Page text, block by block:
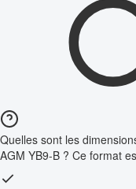
Quelles sont les
AGM YB9-B ? Ce format